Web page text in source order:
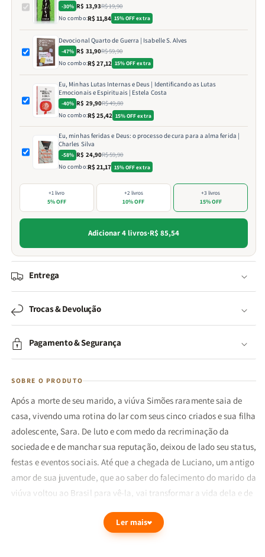
-30% R$ 13,93R$ 19,90
No combo:R$ 11,84 15% OFF extra
Devocional Quarto de Guerra | Isabelle S. Alves
-47% R$ 31,90R$ 59,90
No combo:R$ 27,12 15% OFF extra
Eu, Minhas Lutas Internas e Deus | Identificando as Lutas
Emocionais e Espirituais | Estela Costa
-40% R$ 29,90R$ 49,80
No combo:R$ 25,42 15% OFF extra
Eu, minhas feridas e Deus: o processo de cura para a alma ferida |
Charles Silva
-58% R$ 24,90R$ 59,90
No combo:R$ 21,17 15% OFF extra
+1 livro
5% OFF
+2 livros
10% OFF
+3 livros
15% OFF
Adicionar 4 livros·R$ 85,54
Entrega
Trocas & Devolução
Pagamento & Segurança
SOBRE O PRODUTO
Após a morte de seu marido, a viúva Simões raramente saia de
casa, vivendo uma rotina do lar com seus cinco criados e sua filha
adolescente, Sara. De luto e com medo da recriminação da
sociedade e de manchar sua reputação, deixou de lado seu status,
festas e eventos sociais. Até que a chegada de Luciano, um antigo
amor de sua juventude, que ao saber do falecimento do marido da
viúva voltou ao Brasil para vê-la, vai transformar a vida dela e de
Ler mais